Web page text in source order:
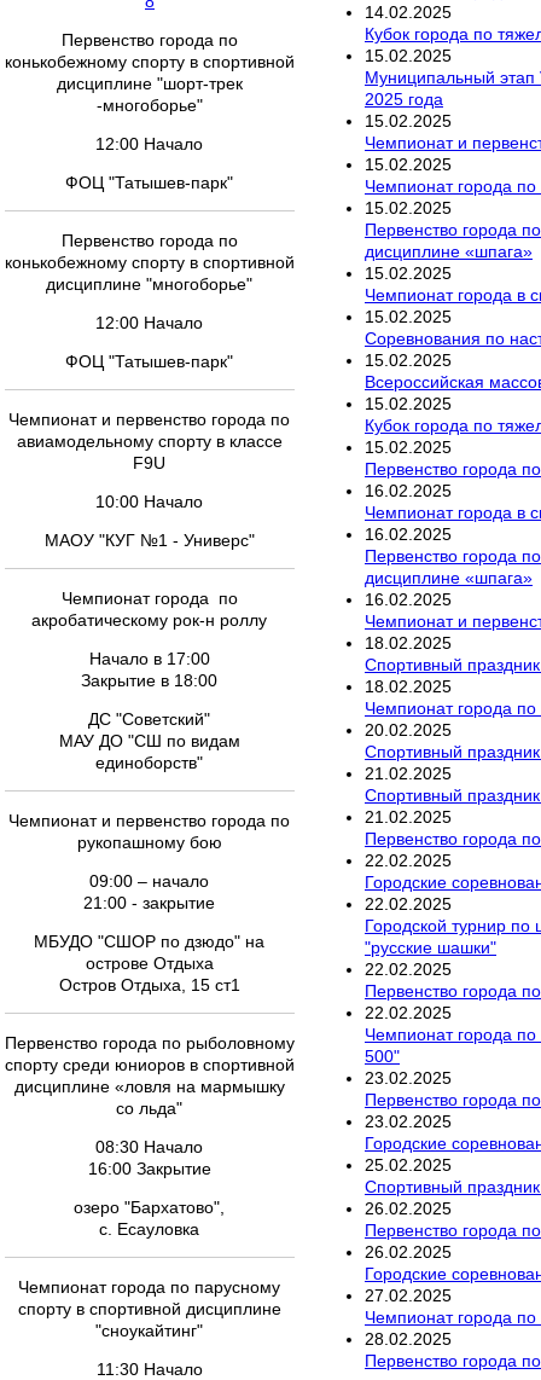
Первенство города по
конькобежному спорту в спортивной
дисциплине "шорт-трек
-многоборье"
12:00 Начало
ФОЦ "Татышев-парк"
Первенство города по
конькобежному спорту в спортивной
дисциплине "многоборье"
12:00 Начало
ФОЦ "Татышев-парк"
Чемпионат и первенство города по
авиамодельному спорту в классе
F9U
10:00 Начало
МАОУ "КУГ №1 - Универс"
Чемпионат города по
акробатическому рок-н роллу
Начало в 17:00
Закрытие в 18:00
ДС "Советский"
МАУ ДО "СШ по видам
единоборств"
Чемпионат и первенство города по
рукопашному бою
09:00 – начало
21:00 - закрытие
МБУДО "СШОР по дзюдо" на
острове Отдыха
Остров Отдыха, 15 ст1
Первенство города по рыболовному
спорту среди юниоров в спортивной
дисциплине «ловля на мармышку
со льда"
08:30 Начало
16:00 Закрытие
озеро "Бархатово",
с. Есауловка
Чемпионат города по парусному
спорту в спортивной дисциплине
"сноукайтинг"
11:30 Начало
14 02 2025
Кубок города по
15 02 2025
Муниципальный этап
2025 года
15 02 2025
Чемпионат и
15 02 2025
Чемпионат города по
15 02 2025
Первенство города
дисциплине «шпага»
15 02 2025
Чемпионат города в
15 02 2025
Соревнования по
15 02 2025
Всероссийская
15 02 2025
Кубок города по
15 02 2025
Первенство города
16 02 2025
Чемпионат города в
16 02 2025
Первенство города
дисциплине «шпага»
16 02 2025
Чемпионат и
18 02 2025
Спортивный
18 02 2025
Чемпионат города по
20 02 2025
Спортивный
21 02 2025
Спортивный
21 02 2025
Первенство города
22 02 2025
Городские
22 02 2025
Городской турнир
"русские шашки"
22 02 2025
Первенство города
22 02 2025
Чемпионат города по
500"
23 02 2025
Первенство города
23 02 2025
Городские
25 02 2025
Спортивный
26 02 2025
Первенство города
26 02 2025
Городские
27 02 2025
Чемпионат города
28 02 2025
Первенство города